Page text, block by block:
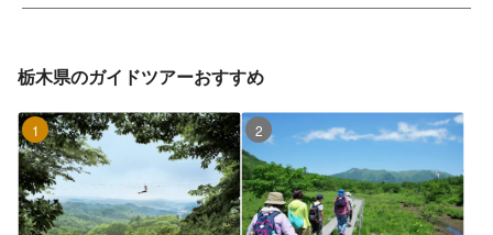
栃木県のガイドツアーおすすめ
1位 2位